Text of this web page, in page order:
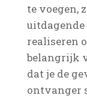
te voegen,
uitdagende
realiseren
belangrijk
dat je de
ontvanger